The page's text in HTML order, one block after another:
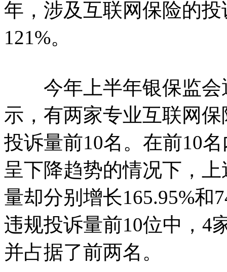
年，涉及互联网保险的
121%。
今年上半年银保监会
示，有两家专业互联网
投诉量前10名。在前10
呈下降趋势的情况下，
量却分别增长165.95%和
违规投诉量前10位中，4
并占据了前两名。